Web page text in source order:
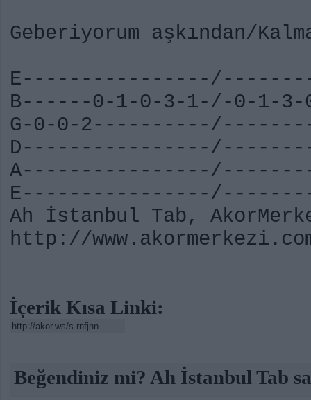
Geberiyorum aşkından/
B------0-1-0-3-1-/-0-1-
G-0-0-
Ah İstanbul Tab,
http://
İçerik Kısa Linki:
Beğendiniz mi? Ah İstanbul Tab